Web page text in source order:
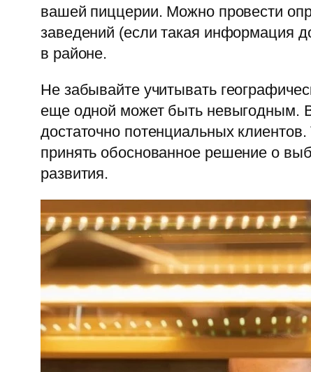
вашей пиццерии. Можно провести
заведений (если такая информация
в районе.
Не забывайте учитывать
еще одной может быть невыгодным.
достаточно потенциальных
принять обоснованное решение о
развития.